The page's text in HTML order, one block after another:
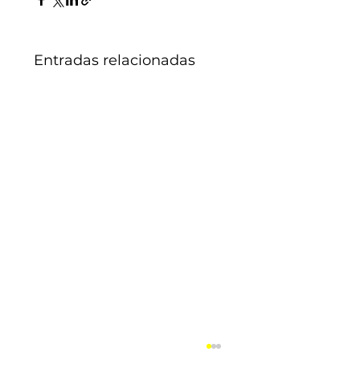
Entradas relacionadas